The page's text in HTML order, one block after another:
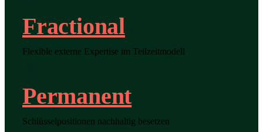
Fractional
Flexible externe Expertise im Teilzeitmodell
Permanent
Schlüsselpositionen nachhaltig besetzen